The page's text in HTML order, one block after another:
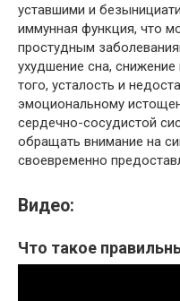
уставшими и
иммунная функция, что
простудным
ухудшение сна,
того, усталость и
эмоциональному
сердечно-сосудистой
обращать внимание на
своевременно
Видео:
Что такое